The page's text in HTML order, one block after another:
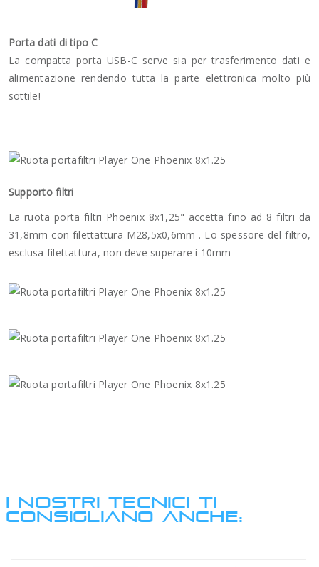
Porta dati di tipo C
La compatta porta USB-C serve sia per trasferimento dati e
alimentazione rendendo tutta la parte elettronica molto più
sottile!
Supporto filtri
La ruota porta filtri Phoenix 8x1,25" accetta fino ad 8 filtri da
31,8mm con filettattura M28,5x0,6mm . Lo spessore del filtro,
esclusa filettattura, non deve superare i 10mm
I NOSTRI TECNICI TI
CONSIGLIANO ANCHE: